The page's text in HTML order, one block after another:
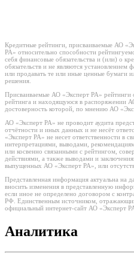
Кредитные рейтинги, присваиваемые АО
РА» относительно способности
себя финансовые обязательства и (или) о
обязательств и не являются
или продавать те или иные ценные бумаги
решения.
Присваиваемые АО «Эксперт РА»
рейтинга и находящуюся в распоряжении
достоверность которой, по мнению АО
АО «Эксперт РА» не проводит аудита
отчётности и иных данных и не несёт
«Эксперт РА» не несет ответственности в
интерпретациями, выводами,
или косвенно связанными с рейтингом,
действиями, а также выводами и
выпущенных АО «Эксперт РА», или
Представленная информация актуальна на
вносить изменения в представленную
если иное не определено договором с
РФ. Единственным источником, отражающим
официальный интернет-сайт АО «Эксперт
Аналитика